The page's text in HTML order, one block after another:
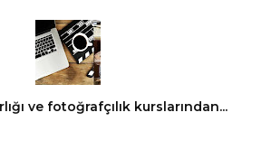
ve fotoğrafçılık kurslarından...